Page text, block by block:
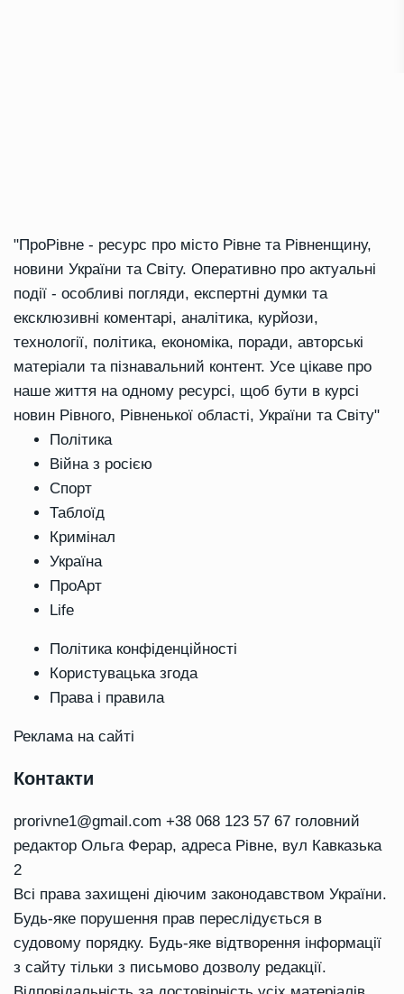
"ПроРівне - ресурс про місто Рівне та Рівненщину,
новини України та Світу. Оперативно про актуальні
події - особливі погляди, експертні думки та
ексклюзивні коментарі, аналітика, курйози,
технології, політика, економіка, поради, авторські
матеріали та пізнавальний контент. Усе цікаве про
наше життя на одному ресурсі, щоб бути в курсі
новин Рівного, Рівненької області, України та Світу"
Політика
Війна з росією
Спорт
Таблоїд
Кримінал
Україна
ПроАрт
Life
Політика конфіденційності
Користувацька згода
Права і правила
Реклама на сайті
Контакти
prorivne1@gmail.com +38 068 123 57 67 головний
редактор Ольга Ферар, адреса Рівне, вул Кавказька
2
Всі права захищені діючим законодавством України.
Будь-яке порушення прав переслідується в
судовому порядку. Будь-яке відтворення інформації
з сайту тільки з письмово дозволу редакції.